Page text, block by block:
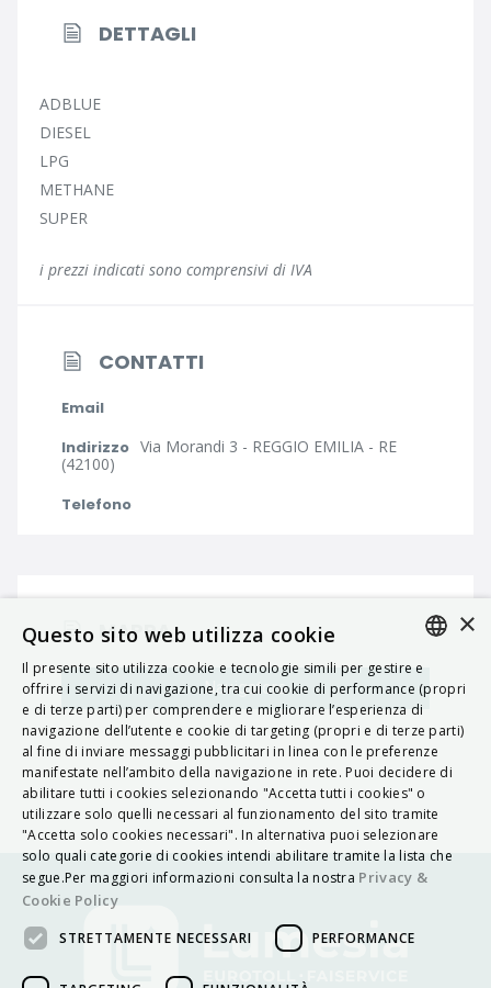
DETTAGLI
ADBLUE
DIESEL
LPG
METHANE
SUPER
i prezzi indicati sono comprensivi di IVA
CONTATTI
Email
Indirizzo Via Morandi 3 - REGGIO EMILIA - RE
(42100)
Telefono
MAPPA
Navigatore ITALIAN
ENGLISH
FRENCH
HUNGARIAN
DEUTSCH
POLSKI
PORTUGUÊS
×
Questo sito web utilizza cookie
Il presente sito utilizza cookie e tecnologie simili per gestire e
offrire i servizi di navigazione, tra cui cookie di performance (propri
e di terze parti) per comprendere e migliorare l’esperienza di
navigazione dell’utente e cookie di targeting (propri e di terze parti)
al fine di inviare messaggi pubblicitari in linea con le preferenze
manifestate nell’ambito della navigazione in rete. Puoi decidere di
abilitare tutti i cookies selezionando "Accetta tutti i cookies" o
utilizzare solo quelli necessari al funzionamento del sito tramite
"Accetta solo cookies necessari". In alternativa puoi selezionare
solo quali categorie di cookies intendi abilitare tramite la lista che
segue.Per maggiori informazioni consulta la nostra Privacy &
Cookie Policy
STRETTAMENTE NECESSARI PERFORMANCE